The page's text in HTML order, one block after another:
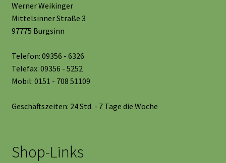
Werner Weikinger
Mittelsinner Straße 3
97775 Burgsinn
Telefon: 09356 - 6326
Telefax: 09356 - 5252
Mobil: 0151 - 708 51109
Geschäftszeiten: 24 Std. - 7 Tage die Woche
Shop-Links